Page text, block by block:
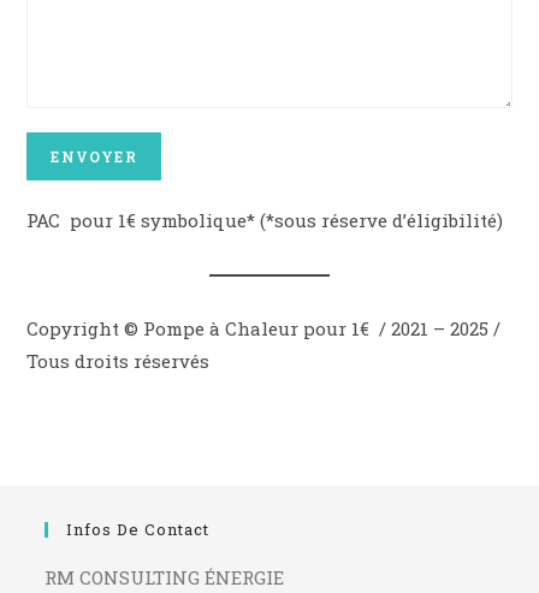
PAC pour 1€ symbolique* (*sous réserve d’éligibilité)
Copyright © Pompe à Chaleur pour 1€ / 2021 – 2025 /
Tous droits réservés
Infos De Contact
RM CONSULTING ÉNERGIE